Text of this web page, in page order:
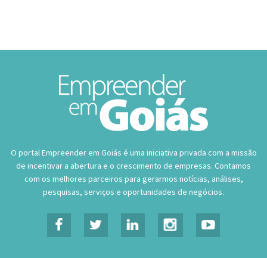
O portal Empreender em Goiás é uma iniciativa privada com a missão
de incentivar a abertura e o crescimento de empresas. Contamos
com os melhores parceiros para gerarmos notícias, análises,
pesquisas, serviços e oportunidades de negócios.